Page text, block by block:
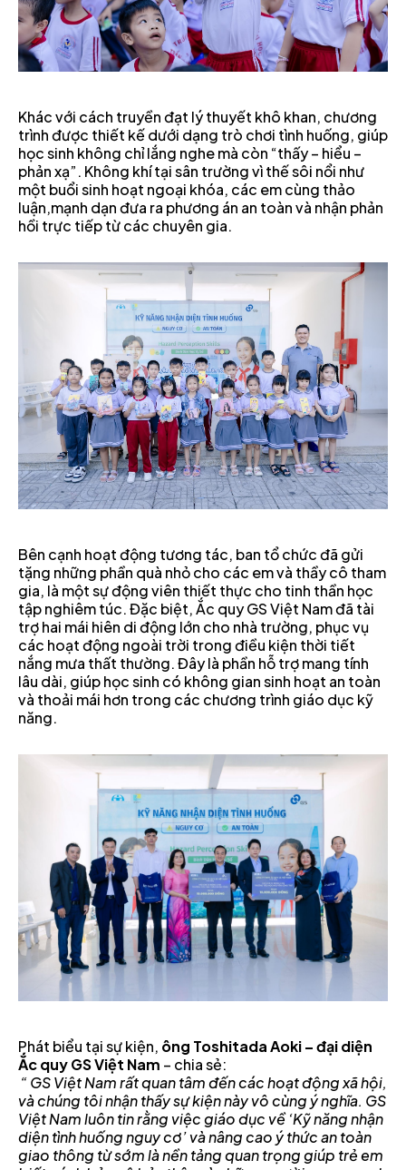
Khác với cách truyền đạt lý thuyết khô khan, chương
trình được thiết kế dưới dạng trò chơi tình huống, giúp
học sinh không chỉ lắng nghe mà còn “thấy – hiểu –
phản xạ”. Không khí tại sân trường vì thế sôi nổi như
một buổi sinh hoạt ngoại khóa, các em cùng thảo
luận,mạnh dạn đưa ra phương án an toàn và nhận phản
hồi trực tiếp từ các chuyên gia.
Bên cạnh hoạt động tương tác, ban tổ chức đã gửi
tặng những phần quà nhỏ cho các em và thầy cô tham
gia, là một sự động viên thiết thực cho tinh thần học
tập nghiêm túc. Đặc biệt, Ắc quy GS Việt Nam đã tài
trợ hai mái hiên di động lớn cho nhà trường, phục vụ
các hoạt động ngoài trời trong điều kiện thời tiết
nắng mưa thất thường. Đây là phần hỗ trợ mang tính
lâu dài, giúp học sinh có không gian sinh hoạt an toàn
và thoải mái hơn trong các chương trình giáo dục kỹ
năng.
Phát biểu tại sự kiện, ông Toshitada Aoki – đại diện
Ắc quy GS Việt Nam – chia sẻ:
“ GS Việt Nam rất quan tâm đến các hoạt động xã hội,
và chúng tôi nhận thấy sự kiện này vô cùng ý nghĩa. GS
Việt Nam luôn tin rằng việc giáo dục về ‘Kỹ năng nhận
diện tình huống nguy cơ’ và nâng cao ý thức an toàn
giao thông từ sớm là nền tảng quan trọng giúp trẻ em